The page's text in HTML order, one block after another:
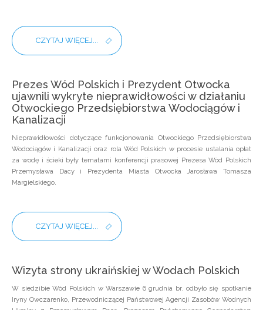
CZYTAJ WIĘCEJ...
Prezes Wód Polskich i Prezydent Otwocka
ujawnili wykryte nieprawidłowości w działaniu
Otwockiego Przedsiębiorstwa Wodociągów i
Kanalizacji
Nieprawidłowości dotyczące funkcjonowania Otwockiego Przedsiębiorstwa
Wodociągów i Kanalizacji oraz rola Wód Polskich w procesie ustalania opłat
za wodę i ścieki były tematami konferencji prasowej Prezesa Wód Polskich
Przemysława Dacy i Prezydenta Miasta Otwocka Jarosława Tomasza
Margielskiego.
CZYTAJ WIĘCEJ...
Wizyta strony ukraińskiej w Wodach Polskich
W siedzibie Wód Polskich w Warszawie 6 grudnia br. odbyło się spotkanie
Iryny Owczarenko, Przewodniczącej Państwowej Agencji Zasobów Wodnych